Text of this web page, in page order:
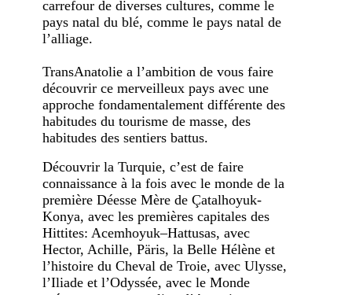
carrefour de diverses cultures, comme le
pays natal du blé, comme le pays natal de
l’alliage.
TransAnatolie a l’ambition de vous faire
découvrir ce merveilleux pays avec une
approche fondamentalement différente des
habitudes du tourisme de masse, des
habitudes des sentiers battus.
Découvrir la Turquie, c’est de faire
connaissance à la fois avec le monde de la
première Déesse Mère de Çatalhoyuk-
Konya, avec les premières capitales des
Hittites: Acemhoyuk–Hattusas, avec
Hector, Achille, Päris, la Belle Hélène et
l’histoire du Cheval de Troie, avec Ulysse,
l’Iliade et l’Odyssée, avec le Monde